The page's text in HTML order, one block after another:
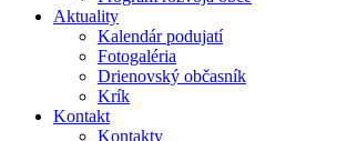
Aktuality
Kalendár podujatí
Fotogaléria
Drienovský občasník
Krík
Kontakt
Kontakty